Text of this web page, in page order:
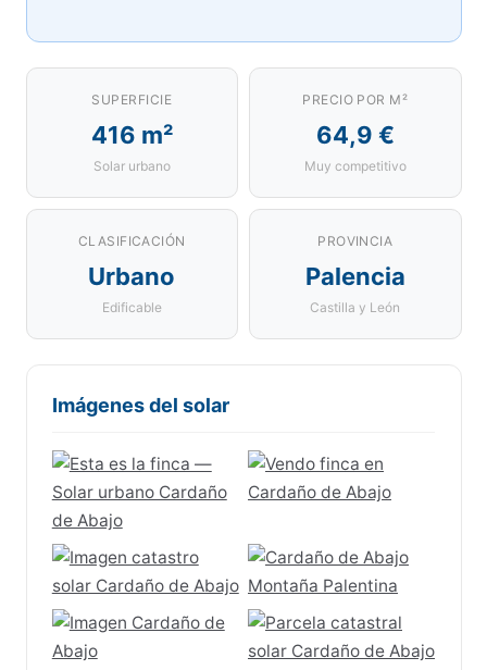
SUPERFICIE
416 m²
Solar urbano
PRECIO POR M²
64,9 €
Muy competitivo
CLASIFICACIÓN
Urbano
Edificable
PROVINCIA
Palencia
Castilla y León
Imágenes del solar